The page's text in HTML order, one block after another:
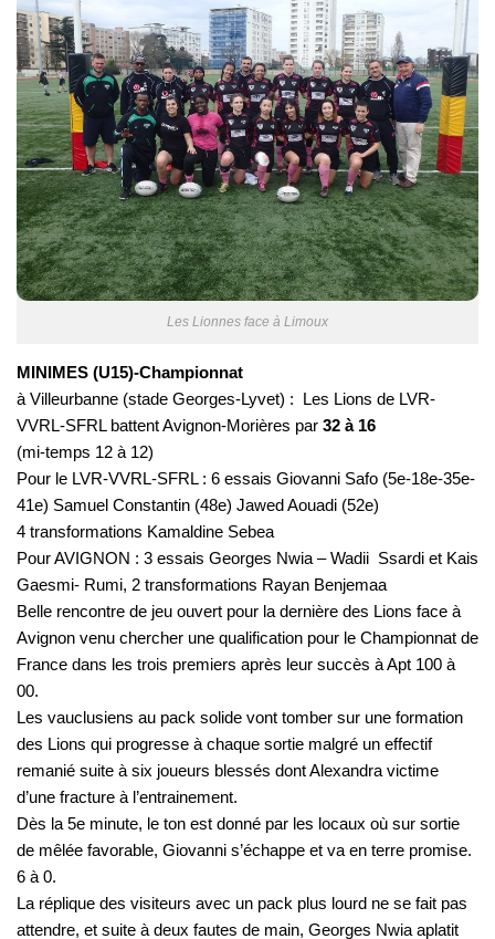
Les Lionnes face à Limoux
MINIMES (U15)-Championnat
à Villeurbanne (stade Georges-Lyvet) : Les Lions de LVR-
VVRL-SFRL battent Avignon-Morières par 32 à 16
(mi-temps 12 à 12)
Pour le LVR-VVRL-SFRL : 6 essais Giovanni Safo (5e-18e-35e-
41e) Samuel Constantin (48e) Jawed Aouadi (52e)
4 transformations Kamaldine Sebea
Pour AVIGNON : 3 essais Georges Nwia – Wadii Ssardi et Kais
Gaesmi- Rumi, 2 transformations Rayan Benjemaa
Belle rencontre de jeu ouvert pour la dernière des Lions face à
Avignon venu chercher une qualification pour le Championnat de
France dans les trois premiers après leur succès à Apt 100 à
00.
Les vauclusiens au pack solide vont tomber sur une formation
des Lions qui progresse à chaque sortie malgré un effectif
remanié suite à six joueurs blessés dont Alexandra victime
d’une fracture à l’entrainement.
Dès la 5e minute, le ton est donné par les locaux où sur sortie
de mêlée favorable, Giovanni s’échappe et va en terre promise.
6 à 0.
La réplique des visiteurs avec un pack plus lourd ne se fait pas
attendre, et suite à deux fautes de main, Georges Nwia aplatit